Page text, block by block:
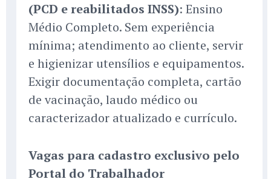
(PCD e reabilitados INSS): Ensino
Médio Completo. Sem experiência
mínima; atendimento ao cliente, servir
e higienizar utensílios e equipamentos.
Exigir documentação completa, cartão
de vacinação, laudo médico ou
caracterizador atualizado e currículo.
Vagas para cadastro exclusivo pelo
Portal do Trabalhador